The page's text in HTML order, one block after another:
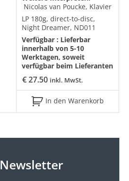
€27.50 inkl. MwSt.
Nicolas van Poucke, Klavier
LP 180g, direct-to-disc,
Night Dreamer, ND011
Verfügbar : Lieferbar
innerhalb von 5-10
Werktagen, soweit
verfügbar beim Lieferanten
In den Warenkorb
Newsletter